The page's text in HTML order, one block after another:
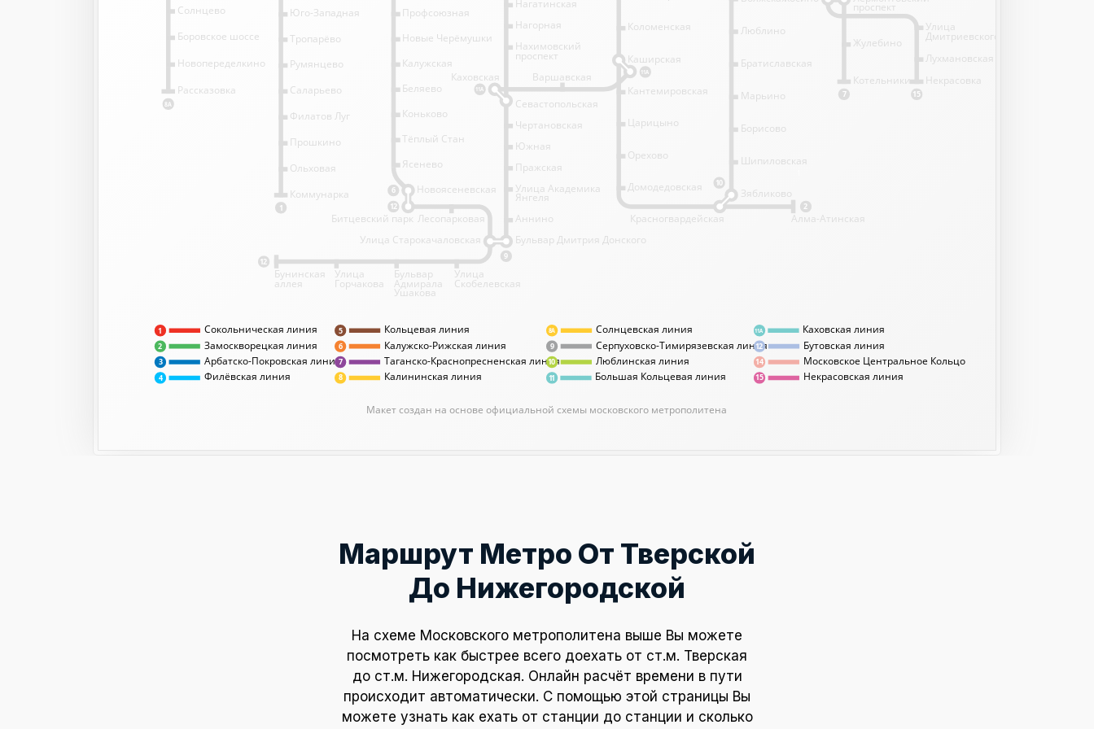
Сокольническая линия
Замоскворецкая линия
Арбатско-Покровская линия
Филёвская линия
Кольцевая линия
Калужско-Рижская линия
Таганско-Краснопресненская линия
Калининская линия
Солнцевская линия
Серпуховско-Тимирязевская линия
Люблинская линия
Каховская линия
Бутовская линия
Московское Центральное Кольцо
Макет создан на основе официальной схемы московского метрополитена
2
3
11А
Большая Кольцевая линия
8
9
10
7
6 12
8А
11
14
5
4
1
15 Некрасовская линия
7
2
10
11А
11А
9
6
12
12
1
8А
15
Профсоюзная
Новые Черёмушки
Калужская
Беляево
Коньково
Тёплый Стан
Ясенево
Новоясеневская
Нагатинская
Нагорная
Нахимовский
проспект
Севастопольская
Чертановская
Южная
Пражская
Улица Академика
Янгеля
проспект
Жулебино
Котельники
Люблино
Братиславская
Марьино
Борисово
Шипиловская
Зябликово
Коломенская
Каширская
Кантемировская
Царицыно
Орехово
Домодедовская
Красногвардейская Алма-Атинская
Аннино
Бульвар Дмитрия Донского
Саларьево
Румянцево
Тропарёво
Юго-Западная
Варшавская
Битцевский парк Лесопарковая
Улица Старокачаловская
Улица
Скобелевская
Бульвар
Адмирала
Ушакова
Улица
Горчакова
Бунинская
аллея
Каховская
Рассказовка
Новопеределкино
Боровское шоссе
Солнцево
Улица
Дмитриевского
Лухмановская
Некрасовка
Филатов Луг
Прошкино
Ольховая
Коммунарка
Маршрут Метро От Тверской
До Нижегородской
На схеме Московского метрополитена выше Вы можете
посмотреть как быстрее всего доехать от ст.м. Тверская
до ст.м. Нижегородская. Онлайн расчёт времени в пути
происходит автоматически. С помощью этой страницы Вы
можете узнать как ехать от станции до станции и сколько